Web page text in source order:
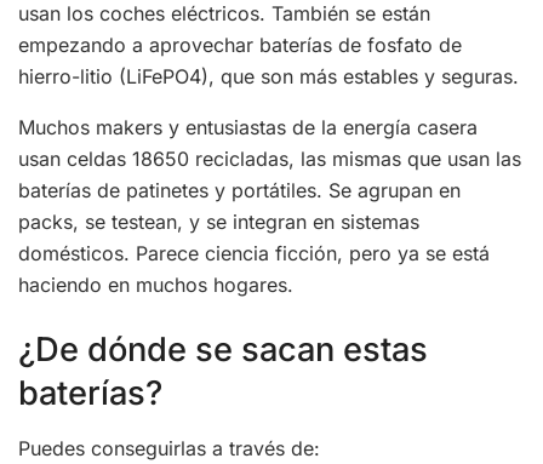
usan los coches eléctricos. También se están
empezando a aprovechar baterías de fosfato de
hierro-litio (LiFePO4), que son más estables y seguras.
Muchos makers y entusiastas de la energía casera
usan celdas 18650 recicladas, las mismas que usan las
baterías de patinetes y portátiles. Se agrupan en
packs, se testean, y se integran en sistemas
domésticos. Parece ciencia ficción, pero ya se está
haciendo en muchos hogares.
¿De dónde se sacan estas
baterías?
Puedes conseguirlas a través de: